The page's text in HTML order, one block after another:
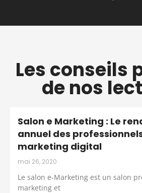
Les conseils
de nos
Salon e Marketing : Le
annuel des
marketing digital
mai 26, 2020
Le salon e-Marketing est un salon
marketing et